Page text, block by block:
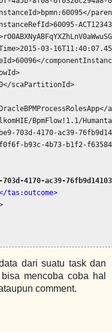
703d-4170-ac39-
tas:outcome>
dari suatu task dan
mencoba coba hal
comment.